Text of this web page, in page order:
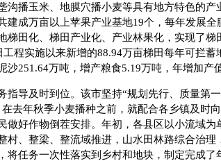
沟播玉米、地膜穴播小麦等具有地方特色的产
建成万亩以上苹果产业基地19个，每年发展全
梯田化、梯田产业化、产业林果化，实现了梯
工程实施以来新增的88.94万亩梯田每年可拦蓄
沙251.64万吨，增产粮食5.19万吨，年增加产
导及时到位。该市坚持“规划先行、质量第一
在去年秋季小麦播种之前，就配合各乡镇及时
做好作物倒茬安排。年初，各县区以小流域为
村、整梁、整流域推进，山水田林路综合治理
将任务一次性落实到乡村和地块，制定完成了